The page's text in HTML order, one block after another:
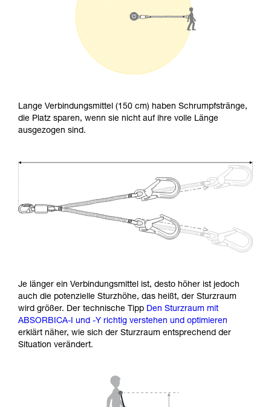
Lange Verbindungsmittel (150 cm) haben Schrumpfstränge,
die Platz sparen, wenn sie nicht auf ihre volle Länge
ausgezogen sind.
Je länger ein Verbindungsmittel ist, desto höher ist jedoch
auch die potenzielle Sturzhöhe, das heißt, der Sturzraum
wird größer. Der technische Tipp Den Sturzraum mit
ABSORBICA-I und -Y richtig verstehen und optimieren
erklärt näher, wie sich der Sturzraum entsprechend der
Situation verändert.